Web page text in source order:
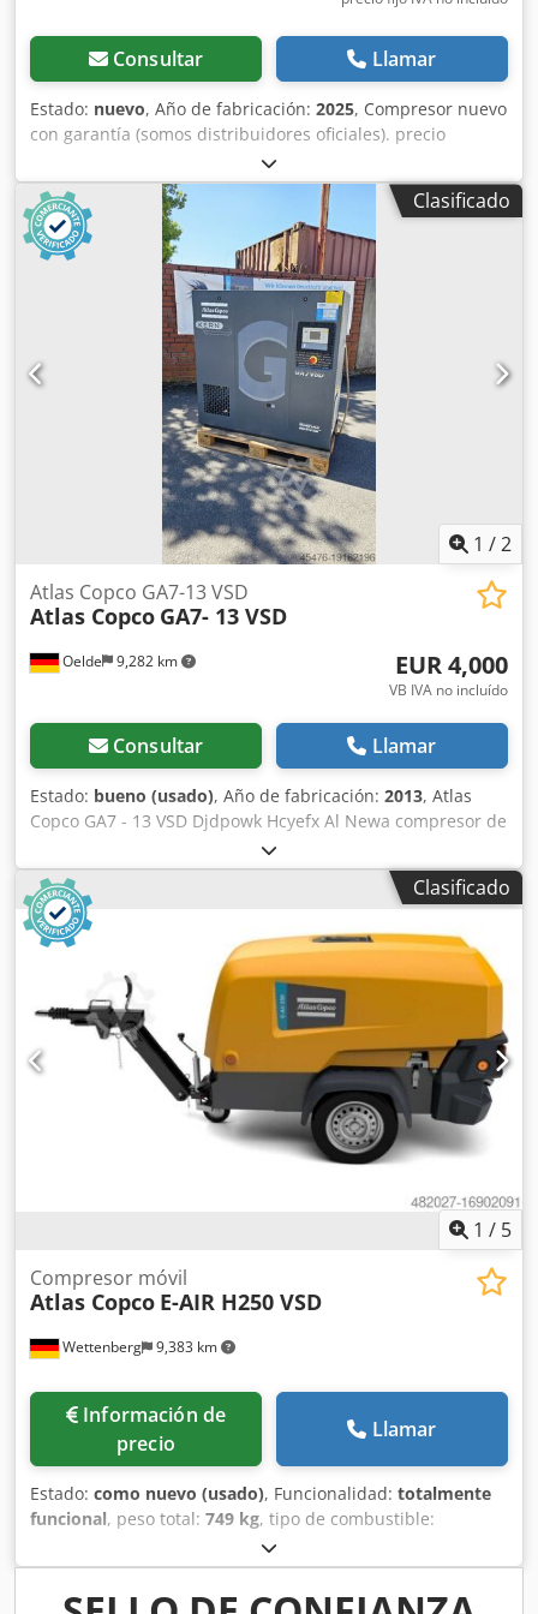
Consultar Llamar
Estado: nuevo, Año de fabricación: 2025, Compresor nuevo
con garantía (somos distribuidores oficiales). precio
descontado Precio de lista 25441 euros. Posibilidad de
combinar secador Atlas Copco (disponible). último modelo
tecnológico. Características principales: barra máxima 10
Potencia 15kW-20hp Dwodpswcm Hiofx Al Nea caudal de
aire litros 7 min 3000 Para obtener una ficha técnica
detallada no dude en ponerse en contacto conmigo.
Clasificado
1 /2
Oelde 9,282 km
Atlas Copco GA7-13 VSD
Atlas Copco GA7- 13 VSD
EUR 4,000
VB IVA no incluído
Consultar Llamar
Estado: bueno (usado), Año de fabricación: 2013, Atlas
Copco GA7 - 13 VSD Djdpowk Hcyefx Al Newa compresor de
tornillo Sistema compacto, totalmente automático, con
tuberías y cableado completo interno, compresión de una
sola etapa con inyección de aceite, refrigerado por aire y
amortiguado acústicamente. Presión final: 13,00 bar
Potencia del motor: 7,50 kW Cantidad de entrega: 1,26
Clasificado
1 / 5
Wettenberg 9,383 km
Compresor móvil
Atlas Copco E-AIR H250 VSD
Información de
precio
Llamar
Estado: como nuevo (usado), Funcionalidad: totalmente
funcional, peso total: 749 kg, tipo de combustible:
2,765 mm
altura total:1,435 mm, potencia:37 kW (50.31 CV), caudal
volumétrico:6.6 m³/h, presión (mín.): 5 bar , presión (máx.):